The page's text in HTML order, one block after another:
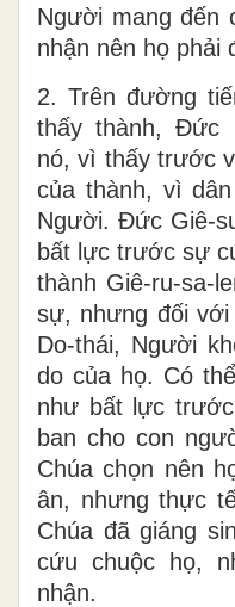
Người mang đến
nhận nên họ phải
2. Trên đường
thấy thành, Đức
nó, vì thấy trước
của thành, vì
Người. Đức Giê-
bất lực trước sự
thành Giê-ru-sa-
sự, nhưng đối
Do-thái, Người
do của họ. Có
như bất lực
ban cho con
Chúa chọn nên
ân, nhưng thực
Chúa đã giáng
cứu chuộc họ,
nhận.